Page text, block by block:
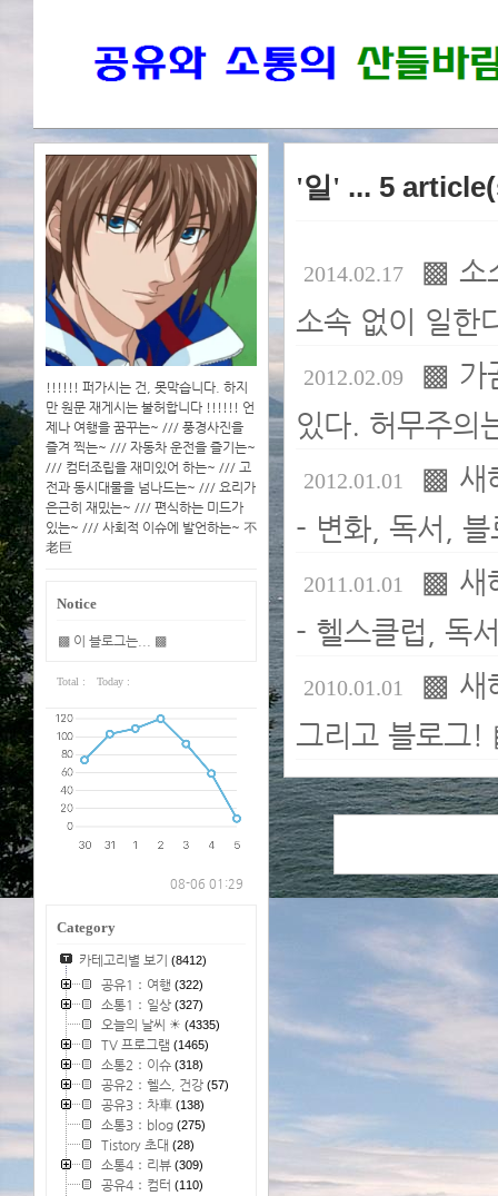
!!!!!! 퍼가시는 건, 못막습니다. 하지
만 원문 재게시는 불허합니다 !!!!!! 언
제나 여행을 꿈꾸는~ /// 풍경사진을
즐겨 찍는~ /// 자동차 운전을 즐기는~
/// 컴터조립을 재미있어 하는~ /// 고
전과 동시대물을 넘나드는~ /// 요리가
은근히 재밌는~ /// 편식하는 미드가
있는~ /// 사회적 이슈에 발언하는~ 不
老巨
Notice
▩ 이 블로그는... ▩
Total : Today :
08-06 01:29
Category
카테고리별 보기 (8412)
공유1：여행 (322)
소통1：일상 (327)
오늘의 날씨 ☀ (4335)
TV 프로그램 (1465)
소통2：이슈 (318)
공유2：헬스, 건강 (57)
공유3：차車 (138)
소통3：blog (275)
Tistory 초대 (28)
소통4：리뷰 (309)
공유4：컴터 (110)
'일' ... 5
2014.02.17 ▩ 소
소속 없이 일
2012.02.09 ▩ 가
있다. 허무주의
2012.01.01 ▩ 새
- 변화, 독서,
2011.01.01 ▩ 새
- 헬스클럽, 독
2010.01.01 ▩ 새
그리고 블로그